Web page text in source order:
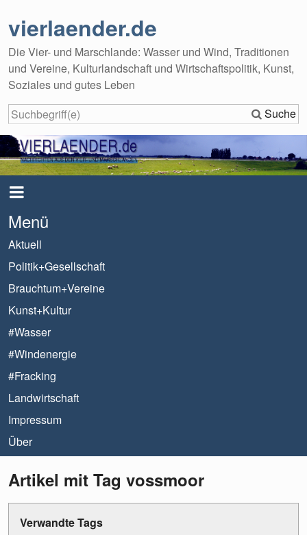
vierlaender.de
Die Vier- und Marschlande: Wasser und Wind, Traditionen
und Vereine, Kulturlandschaft und Wirtschaftspolitik, Kunst,
Soziales und gutes Leben
Suche
Menü
Aktuell
Politik+Gesellschaft
Brauchtum+Vereine
Kunst+Kultur
#Wasser
#Windenergie
#Fracking
Landwirtschaft
Impressum
Über
Artikel mit Tag vossmoor
Verwandte Tags